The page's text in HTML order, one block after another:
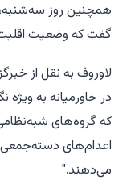
همچنین روز سه‌شنبه،
گفت که وضعیت
لاوروف به نقل از
در خاورمیانه به
که گروه‌های
اعدام‌های
می‌دهند."